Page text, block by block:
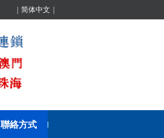
简体中文
聯絡方式